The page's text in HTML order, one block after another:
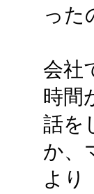
った
会社
時間
話を
か、
より